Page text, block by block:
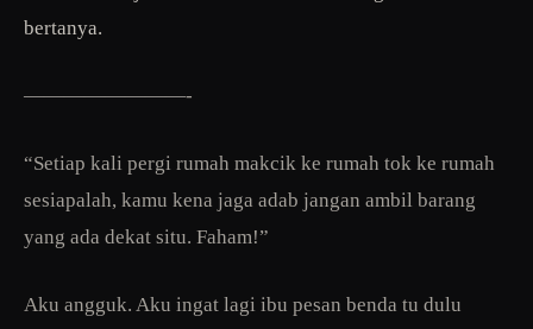
bertanya.
————————-
“Setiap kali pergi rumah makcik ke rumah tok ke rumah
sesiapalah, kamu kena jaga adab jangan ambil barang
yang ada dekat situ. Faham!”
Aku angguk. Aku ingat lagi ibu pesan benda tu dulu